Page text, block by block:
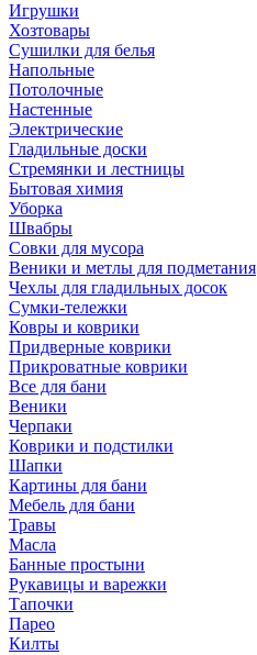
Игрушки
Хозтовары
Сушилки для белья
Напольные
Потолочные
Настенные
Электрические
Гладильные доски
Стремянки и лестницы
Бытовая химия
Уборка
Швабры
Совки для мусора
Веники и метлы для подметания
Чехлы для гладильных досок
Сумки-тележки
Ковры и коврики
Придверные коврики
Прикроватные коврики
Все для бани
Веники
Черпаки
Коврики и подстилки
Шапки
Картины для бани
Мебель для бани
Травы
Масла
Банные простыни
Рукавицы и варежки
Тапочки
Парео
Килты